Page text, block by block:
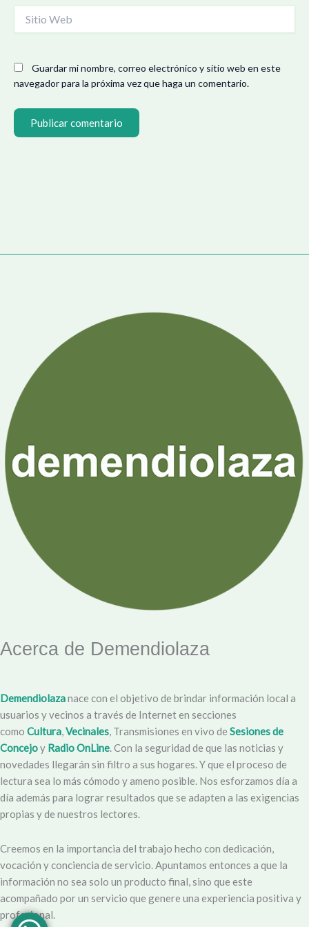
Web
Guardar mi nombre, correo electrónico y sitio web en este
navegador para la próxima vez que haga un comentario.
Acerca de Demendiolaza
Demendiolazanace con el objetivo de brindar información local a
usuarios y vecinos a través de Internet en secciones
como Cultura,Vecinales, Transmisiones en vivo de Sesiones de
Concejoy Radio OnLine. Con la seguridad de que las noticias y
novedades llegarán sin filtro a sus hogares. Y que el proceso de
lectura sea lo más cómodo y ameno posible. Nos esforzamos día a
día además para lograr resultados que se adapten a las exigencias
propias y de nuestros lectores.
Creemos en la importancia del trabajo hecho con dedicación,
vocación y conciencia de servicio. Apuntamos entonces a que la
información no sea solo un producto final, sino que este
acompañado por un servicio que genere una experiencia positiva y
profesional.